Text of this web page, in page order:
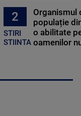
2
STIRI
STIINTA
Organismul
populație
o abilitate
oamenilor